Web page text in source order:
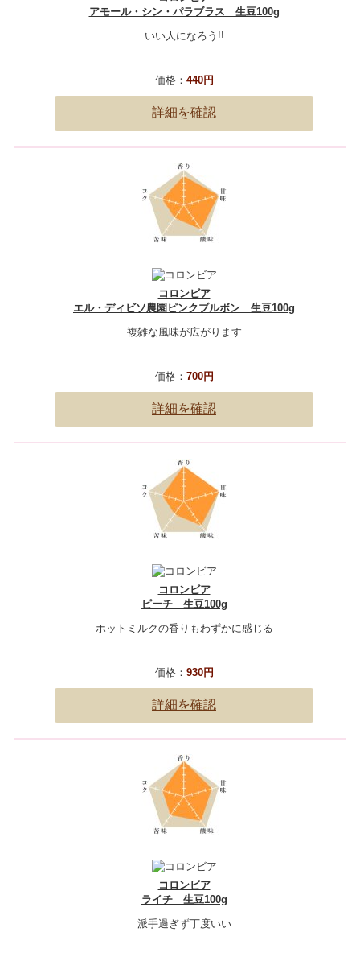
アモール・シン・パラブラス 生豆100g
いい人になろう!!
価格： 440円
詳細を確認
コロンビア
エル・ディビソ農園ピンクブルボン 生豆100g
複雑な風味が広がります
価格： 700円
詳細を確認
コロンビア
ピーチ 生豆100g
ホットミルクの香りもわずかに感じる
価格： 930円
詳細を確認
コロンビア
ライチ 生豆100g
派手過ぎず丁度いい